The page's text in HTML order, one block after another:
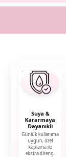
Suya &
Kararmaya
Dayanıklı
Günlük kullanıma
uygun, özel
kaplama ile
ekstra direnç.